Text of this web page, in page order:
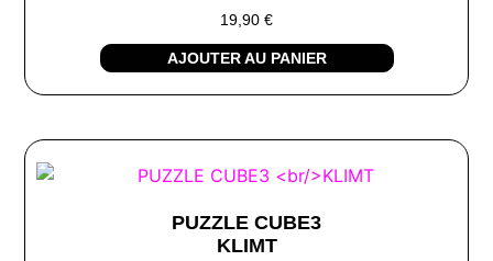
19,90 €
AJOUTER AU PANIER
PUZZLE CUBE3
KLIMT